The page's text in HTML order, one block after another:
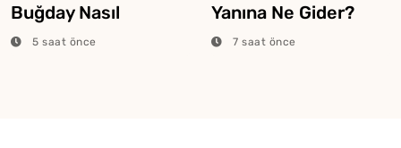
Buğday Nasıl
Haşlanır?
5 saat önce
Yanına Ne Gider?
7 saat önce